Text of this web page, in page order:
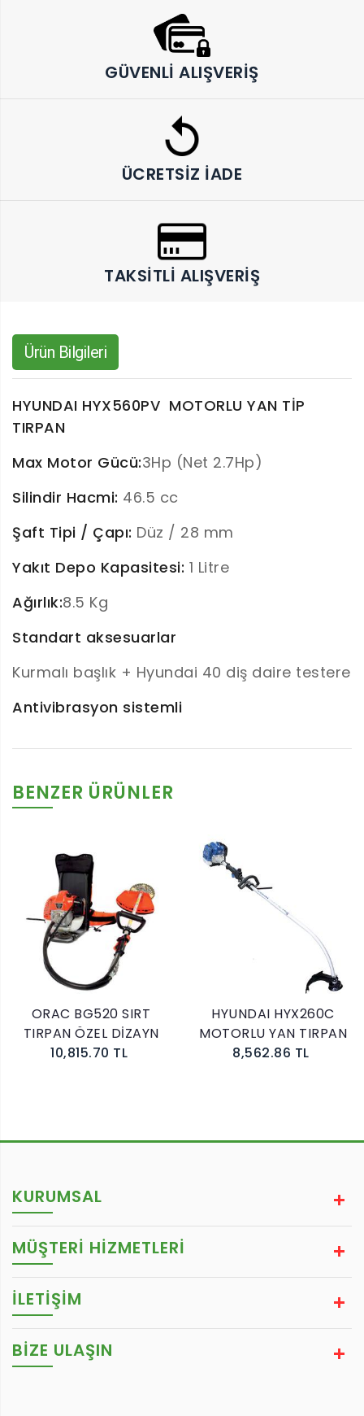
GÜVENLI ALIŞVERIŞ
ÜCRETSIZ İADE
TAKSITLI ALIŞVERIŞ
Ürün Bilgileri
HYUNDAI HYX560PV MOTORLU YAN TİP
TIRPAN
Max Motor Gücü:3Hp (Net 2.7Hp)
Silindir Hacmi: 46.5 cc
Şaft Tipi / Çapı: Düz / 28 mm
Yakıt Depo Kapasitesi: 1 Litre
Ağırlık:8.5 Kg
Standart aksesuarlar
Kurmalı başlık + Hyundai 40 diş daire testere
Antivibrasyon sistemli
BENZER ÜRÜNLER
ORAC BG520 SIRT
ÖZEL DİZAYN
10,815.70 TL
HYUNDAI HYX260C
MOTORLU YAN TIRPAN
8,562.86 TL
KURUMSAL
MÜŞTERİ HİZMETLERİ
İLETİŞİM
BIZE ULAŞIN